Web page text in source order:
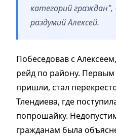
категорий
раздумий Алексей.
Побеседовав с
рейд по району.
пришли, стал
Тлендиева, где
попрошайку.
гражданам была